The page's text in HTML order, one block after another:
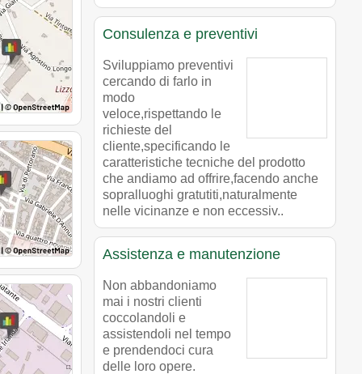
Consulenza e preventivi
Sviluppiamo preventivi
cercando di farlo in
modo
veloce,rispettando le
richieste del
cliente,specificando le
caratteristiche tecniche del prodotto
che andiamo ad offrire,facendo anche
sopralluoghi gratutiti,naturalmente
nelle vicinanze e non eccessiv..
Assistenza e manutenzione
Non abbandoniamo
mai i nostri clienti
coccolandoli e
assistendoli nel tempo
e prendendoci cura
delle loro opere.